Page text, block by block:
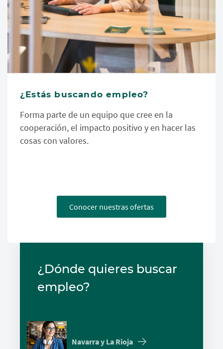
¿Estás buscando empleo?
Forma parte de un equipo que cree en la
cooperación, el impacto positivo y en hacer las
cosas con valores.
Conocer nuestras ofertas
¿Dónde quieres buscar
empleo?
Navarra y La Rioja